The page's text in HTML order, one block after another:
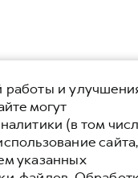
работы и
могут
(в том
сайта,
указанных